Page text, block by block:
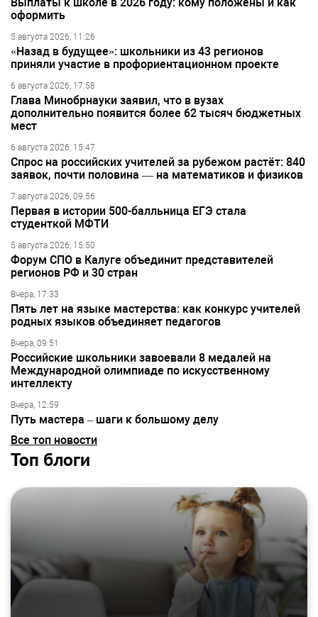
оформить
5 августа 2026, 11:26
«Назад в будущее»: школьники из 43 регионов
приняли участие в профориентационном проекте
6 августа 2026, 17:58
Глава Минобрнауки заявил, что в вузах
дополнительно появится более 62 тысяч бюджетных
мест
6 августа 2026, 15:47
Спрос на российских учителей за рубежом растёт: 840
заявок, почти половина — на математиков и физиков
7 августа 2026, 09:56
Первая в истории 500-балльница ЕГЭ стала
студенткой МФТИ
5 августа 2026, 15:50
Форум СПО в Калуге объединит представителей
регионов РФ и 30 стран
Вчера, 17:33
Пять лет на языке мастерства: как конкурс учителей
родных языков объединяет педагогов
Вчера, 09:51
Российские школьники завоевали 8 медалей на
Международной олимпиаде по искусственному
интеллекту
Вчера, 12:59
Путь мастера – шаги к большому делу
Все топ новости
Топ блоги